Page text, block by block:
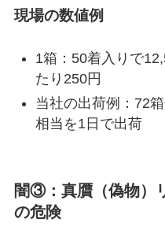
現場の数値例
1箱：50着入りで
たり250円
当社の出荷例：72
相当を1日で出荷
闇③：真贋（偽物）
の危険